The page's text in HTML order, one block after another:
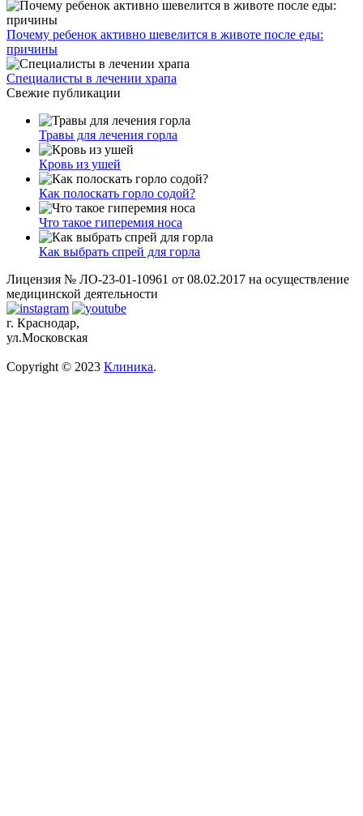
Почему ребенок активно шевелится в животе после еды:
причины
Специалисты в лечении храпа
Свежие публикации
Травы для лечения горла
Кровь из ушей
Как полоскать горло содой?
Что такое гиперемия носа
Как выбрать спрей для горла
Лицензия № ЛО-23-01-10961 от 08.02.2017 на осуществление
медицинской деятельности
г. Краснодар,
ул.Московская
Copyright © 2023 Клиника.